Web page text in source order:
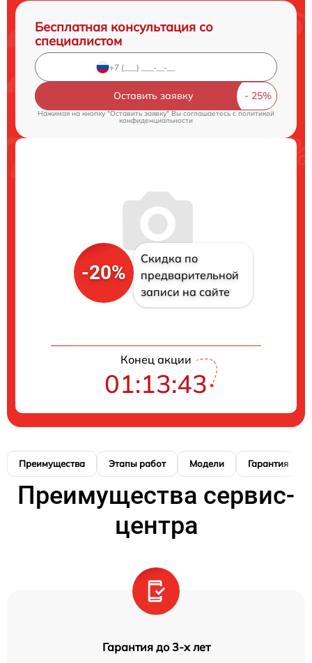
Бесплатная консультация со
специалистом
Оставить заявку
Нажимая на кнопку "Оставить заявку" Вы соглашаетесь c политикой
конфиденциальности
-20%
Скидка по
предварительной
записи на сайте
Конец акции
01:13:42
Преимущества Этапы работ Модели Гарантия
Преимущества сервис-
центра
Гарантия до 3-х лет